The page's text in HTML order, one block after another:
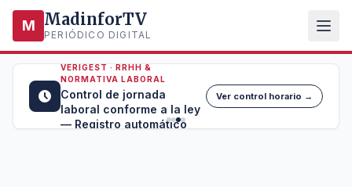
M MadinforTV
PERIÓDICO DIGITAL
VERIGEST · RRHH &
NORMATIVA LABORAL
Control de jornada
laboral conforme a la ley
— Registro automático
Ver control horario →